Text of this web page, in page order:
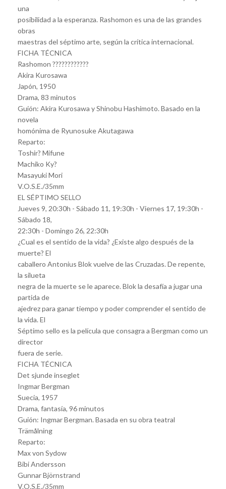
una
posibilidad a la esperanza. Rashomon es una de las grandes
obras
maestras del séptimo arte, según la crítica internacional.
FICHA TÉCNICA
Rashomon ????????????
Akira Kurosawa
Japón, 1950
Drama, 83 minutos
Guión: Akira Kurosawa y Shinobu Hashimoto. Basado en la
novela
homónima de Ryunosuke Akutagawa
Reparto:
Toshir? Mifune
Machiko Ky?
Masayuki Mori
V.O.S.E./35mm
EL SÉPTIMO SELLO
Jueves 9, 20:30h - Sábado 11, 19:30h - Viernes 17, 19:30h -
Sábado 18,
22:30h - Domingo 26, 22:30h
¿Cual es el sentido de la vida? ¿Existe algo después de la
muerte? El
caballero Antonius Blok vuelve de las Cruzadas. De repente,
la silueta
negra de la muerte se le aparece. Blok la desafía a jugar una
partida de
ajedrez para ganar tiempo y poder comprender el sentido de
la vida. El
Séptimo sello es la película que consagra a Bergman como un
director
fuera de serie.
FICHA TÉCNICA
Det sjunde inseglet
Ingmar Bergman
Suecia, 1957
Drama, fantasía, 96 minutos
Guión: Ingmar Bergman. Basada en su obra teatral
Trämålning
Reparto:
Max von Sydow
Bibi Andersson
Gunnar Björnstrand
V.O.S.E./35mm